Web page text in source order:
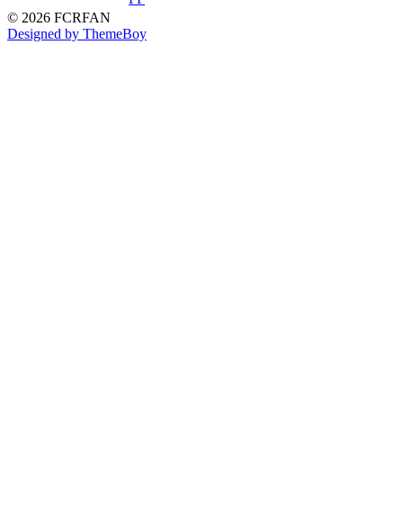
© 2026 FCRFAN
Designed by ThemeBoy